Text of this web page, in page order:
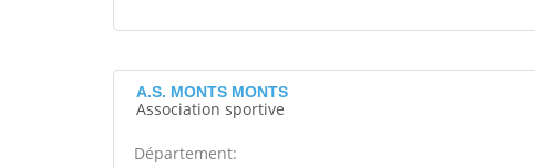
A.S. MONTS MONTS
Association sportive
Département: